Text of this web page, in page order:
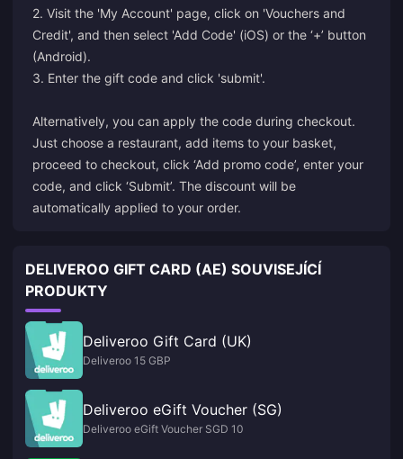
2. Visit the 'My Account' page, click on 'Vouchers and
Credit', and then select 'Add Code' (iOS) or the ‘+’ button
(Android).
3. Enter the gift code and click 'submit'.
Alternatively, you can apply the code during checkout.
Just choose a restaurant, add items to your basket,
proceed to checkout, click ‘Add promo code’, enter your
code, and click ‘Submit’. The discount will be
automatically applied to your order.
DELIVEROO GIFT CARD (AE) SOUVISEJÍCÍ
PRODUKTY
Deliveroo Gift Card (UK)
Deliveroo 15 GBP
Deliveroo eGift Voucher (SG)
Deliveroo eGift Voucher SGD 10